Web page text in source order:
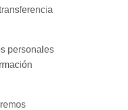
personales